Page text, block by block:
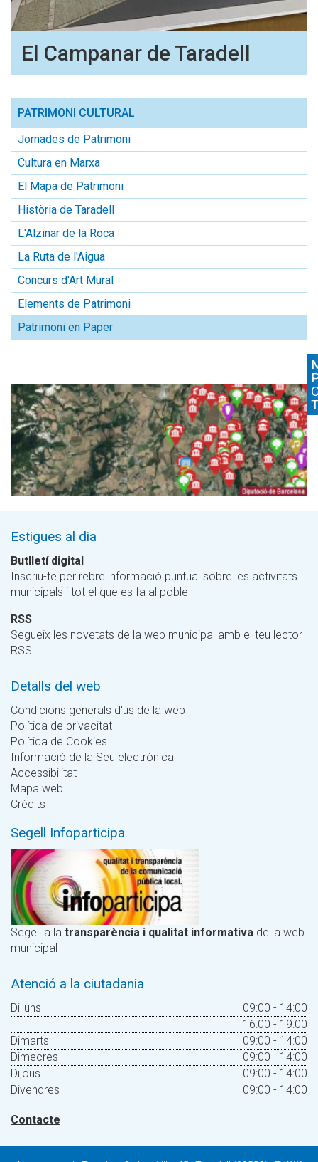
El Campanar de Taradell
PATRIMONI CULTURAL
Jornades de Patrimoni
Cultura en Marxa
El Mapa de Patrimoni
Història de Taradell
L'Alzinar de la Roca
La Ruta de l'Aigua
Concurs d'Art Mural
Elements de Patrimoni
Patrimoni en Paper
Estigues al dia
Butlletí digital
Inscriu-te per rebre informació puntual sobre les activitats
municipals i tot el que es fa al poble
RSS
Segueix les novetats de la web municipal amb el teu lector
RSS
Detalls del web
Condicions generals d'ús de la web
Política de privacitat
Política de Cookies
Informació de la Seu electrònica
Accessibilitat
Mapa web
Crèdits
Segell Infoparticipa
Segell a la transparència i qualitat informativa de la web
municipal
Atenció a la ciutadania
Dilluns
09:00 - 14:00
16:00 - 19:00
Dimarts
09:00 - 14:00
Dimecres
09:00 - 14:00
Dijous
09:00 - 14:00
Divendres
09:00 - 14:00
Contacte